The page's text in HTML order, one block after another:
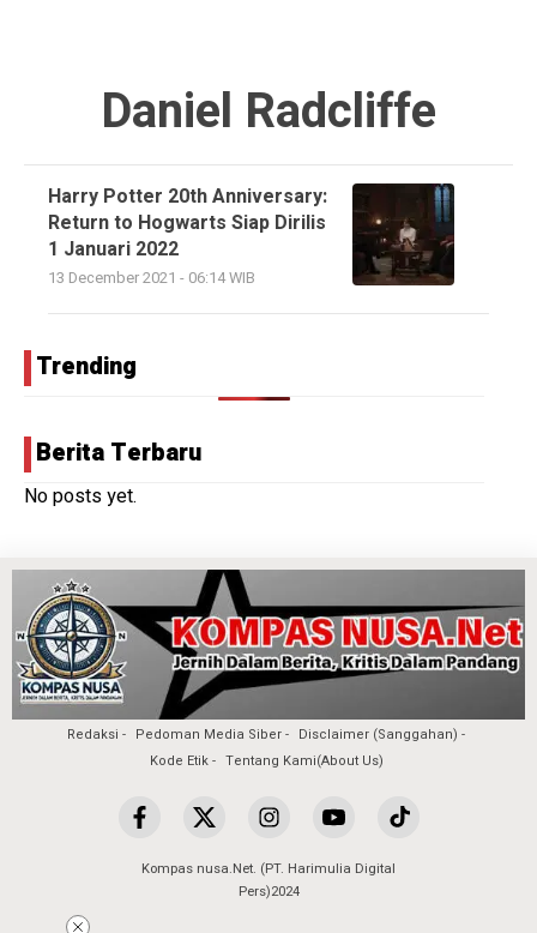
Daniel Radcliffe
Harry Potter 20th Anniversary:
Return to Hogwarts Siap Dirilis
1 Januari 2022
13 December 2021 - 06:14 WIB
Trending
Berita Terbaru
No posts yet.
Redaksi Pedoman Media Siber
Disclaimer (Sanggahan)
Kode Etik
Tentang Kami(About Us)
Kompas nusa.Net. (PT. Harimulia Digital
Pers)2024